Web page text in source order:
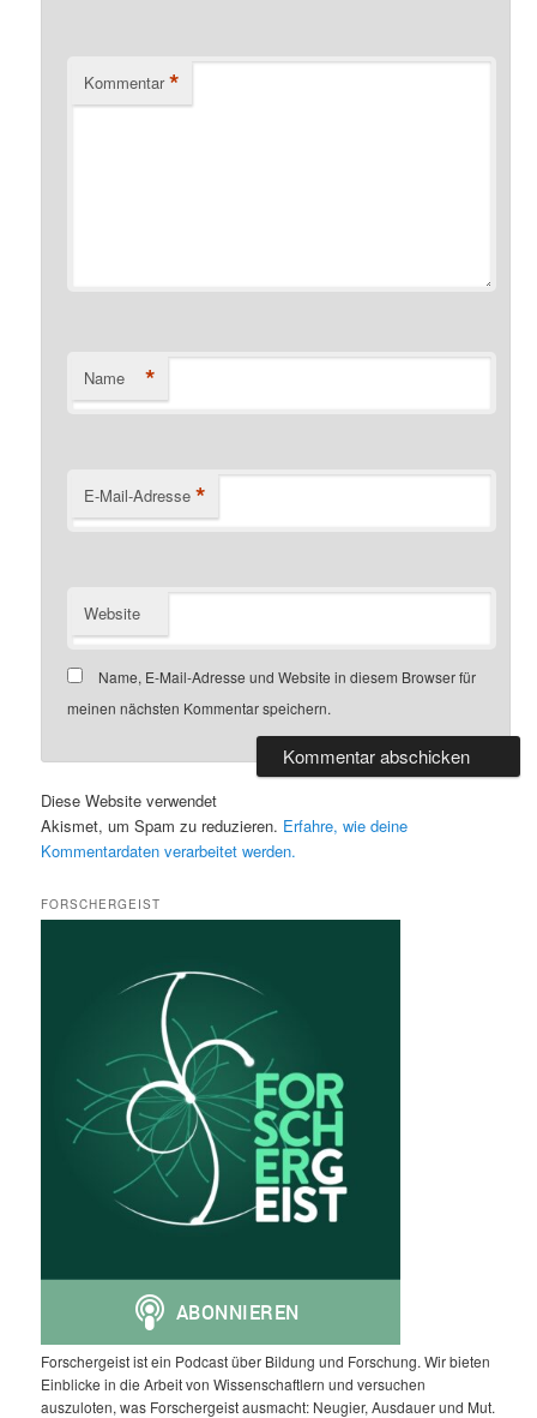
Kommentar *
Name *
E-Mail-Adresse *
Website
Name, E-Mail-Adresse und Website in diesem Browser für
meinen nächsten Kommentar speichern.
Diese Website verwendet
Akismet, um Spam zu reduzieren. Erfahre, wie deine
Kommentardaten verarbeitet werden.
FORSCHERGEIST
Forschergeist ist ein Podcast über Bildung und Forschung. Wir bieten
Einblicke in die Arbeit von Wissenschaftlern und versuchen
auszuloten, was Forschergeist ausmacht: Neugier, Ausdauer und Mut.